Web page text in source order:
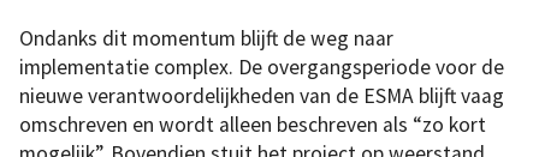
Ondanks dit momentum blijft de weg naar
implementatie complex. De overgangsperiode voor de
nieuwe verantwoordelijkheden van de ESMA blijft vaag
omschreven en wordt alleen beschreven als “zo kort